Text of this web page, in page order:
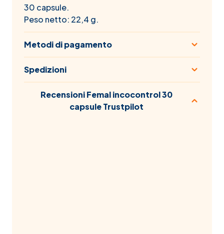
30 capsule.
Peso netto: 22,4 g.
Metodi di pagamento
Spedizioni
Recensioni Femal incocontrol 30
capsule Trustpilot